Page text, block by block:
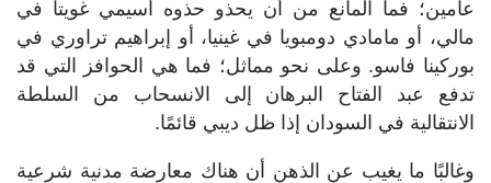
عامين؛ فما المانع من أن يحذو حذوه أسيمي غويتا في
مالي، أو مامادي دومبويا في غينيا، أو إبراهيم تراوري في
بوركينا فاسو. وعلى نحو مماثل؛ فما هي الحوافز التي قد
تدفع عبد الفتاح البرهان إلى الانسحاب من السلطة
الانتقالية في السودان إذا ظل ديبي قائمًا.
وغالبًا ما يغيب عن الذهن أن هناك معارضة مدنية شرعية